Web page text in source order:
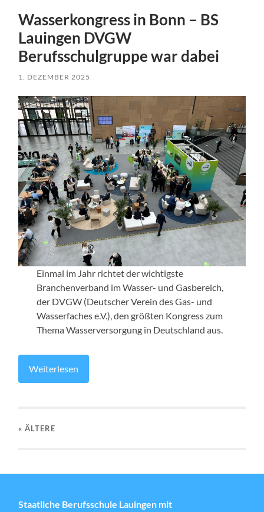
Wasserkongress in Bonn – BS
Lauingen DVGW
Berufsschulgruppe war dabei
1. DEZEMBER 2025
Einmal im Jahr richtet der wichtigste
Branchenverband im Wasser- und Gasbereich,
der DVGW (Deutscher Verein des Gas- und
Wasserfaches e.V.), den größten Kongress zum
Thema Wasserversorgung in Deutschland aus.
Weiterlesen
« ÄLTERE
Staatliche Berufsschule Lauingen mit